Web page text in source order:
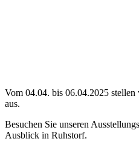
Vom 04.04. bis 06.04.2025
aus.
Besuchen Sie unseren
Ausblick in Ruhstorf.